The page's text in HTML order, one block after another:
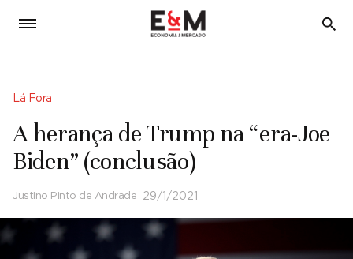
5
Lá Fora
A herança de Trump na “era-Joe
Biden” (conclusão)
Justino Pinto de Andrade 29/1/2021